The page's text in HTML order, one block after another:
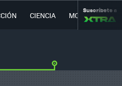
CIENCIA MOVILIDAD
Suscríbete a